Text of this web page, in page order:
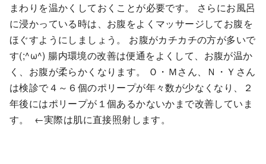
まわりを温かくしておくことが必要です。 さらにお風呂
に浸かっている時は、お腹をよくマッサージしてお腹を
ほぐすようにしましょう。 お腹がカチカチの方が多いで
す(;^ω^) 腸内環境の改善は便通をよくして、お腹が温か
く、お腹が柔らかくなります。 Ｏ・Ｍさん、Ｎ・Ｙさん
は検診で４～６個のポリープが年々数が少なくなり、２
年後にはポリープが１個あるかないかまで改善していま
す。
←実際は肌に直接照射します。